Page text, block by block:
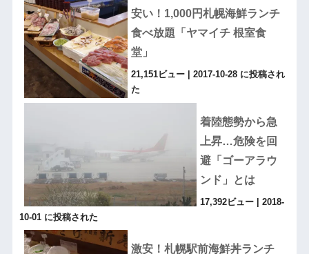
安い！1,000円札幌海鮮ランチ
食べ放題「ヤマイチ 根室食
堂」
21,151ビュー| 2017-10-28 に投稿され
た
着陸態勢から急
上昇…危険を回
避「ゴーアラウ
ンド」とは
17,392ビュー| 2018-
10-01 に投稿された
激安！札幌駅前海鮮丼ランチ